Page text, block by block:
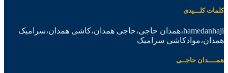
کلمات کلـــیدی
hamedanhaji،همدان حاجی،حاجی همدان،کاشی همدان،سرامیک
همدان،موادکاشی سرامیک
همــــدان حاجــی